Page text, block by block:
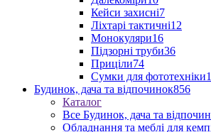
Кейси захисні7
Ліхтарі тактичні12
Монокуляри16
Підзорні труби36
Приціли74
Сумки для фототехніки
Будинок, дача та відпочинок856
Каталог
Все Будинок, дача та
Обладнання та меблі для